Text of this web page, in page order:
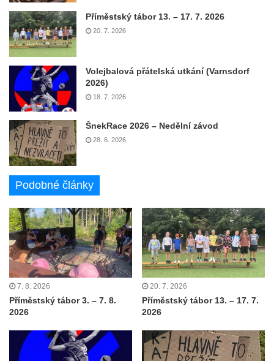
Příměstský tábor 13. – 17. 7. 2026
20. 7. 2026
Volejbalová přátelská utkání (Varnsdorf
2026)
18. 7. 2026
ŠnekRace 2026 – Nedělní závod
28. 6. 2026
Podobné články
7. 8. 2026
Příměstský tábor 3. – 7. 8.
2026
20. 7. 2026
Příměstský tábor 13. – 17. 7.
2026